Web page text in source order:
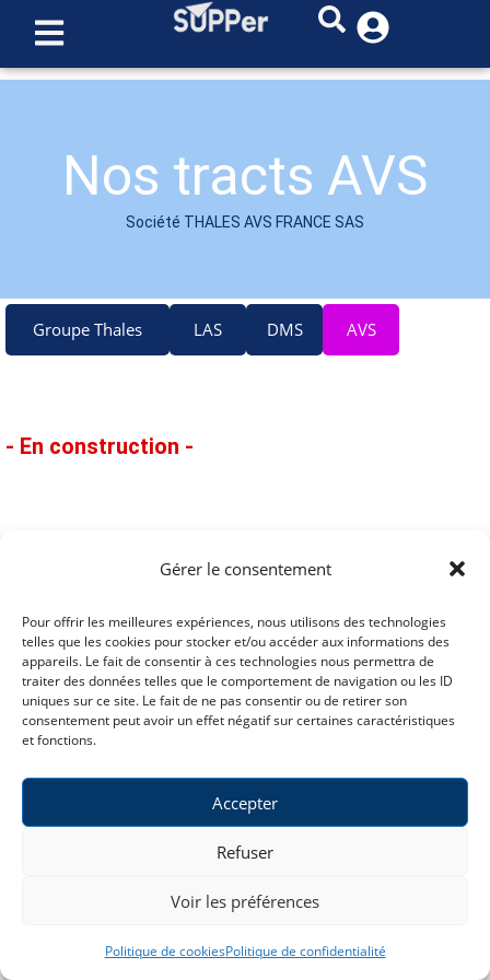
Gérer le consentement
Pour offrir les meilleures expériences, nous utilisons des technologies
telles que les cookies pour stocker et/ou accéder aux informations des
appareils. Le fait de consentir à ces technologies nous permettra de
traiter des données telles que le comportement de navigation ou les ID
uniques sur ce site. Le fait de ne pas consentir ou de retirer son
consentement peut avoir un effet négatif sur certaines caractéristiques
et fonctions.
Accepter
Refuser
Voir les préférences
Politique de cookiesPolitique de confidentialité
Nos tracts AVS
Société THALES AVS FRANCE SAS
Groupe Thales LAS DMS AVS
- En construction -
Syndicat
Unitaire et
Pluraliste du
Personnel
Adhérer
Contact
Actualités
Revue de presse
Nos tracts
Nos vidéos
Dossiers
Youtube
découvrir
Qui nous
sommes
Nos valeurs
Où nous trouver
Conditions
générales
Politique de
confidentialité
Statuts